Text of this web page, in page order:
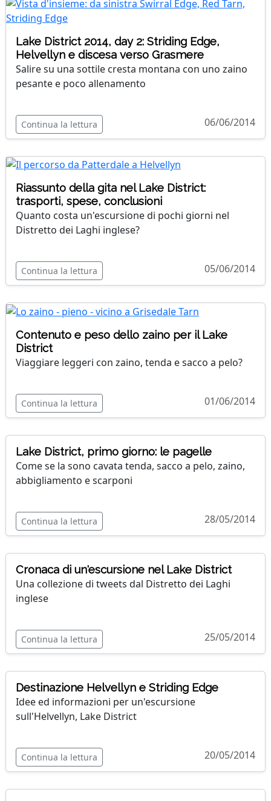
Lake District 2014, day 2: Striding Edge,
Helvellyn e discesa verso Grasmere
Salire su una sottile cresta montana con uno zaino
pesante e poco allenamento
Continua la lettura 06/06/2014
Riassunto della gita nel Lake District:
trasporti, spese, conclusioni
Quanto costa un'escursione di pochi giorni nel
Distretto dei Laghi inglese?
Continua la lettura 05/06/2014
Contenuto e peso dello zaino per il Lake
District
Viaggiare leggeri con zaino, tenda e sacco a pelo?
Continua la lettura 01/06/2014
Lake District, primo giorno: le pagelle
Come se la sono cavata tenda, sacco a pelo, zaino,
abbigliamento e scarponi
Continua la lettura 28/05/2014
Cronaca di un'escursione nel Lake District
Una collezione di tweets dal Distretto dei Laghi
inglese
Continua la lettura 25/05/2014
Destinazione Helvellyn e Striding Edge
Idee ed informazioni per un'escursione
sull'Helvellyn, Lake District
Continua la lettura 20/05/2014